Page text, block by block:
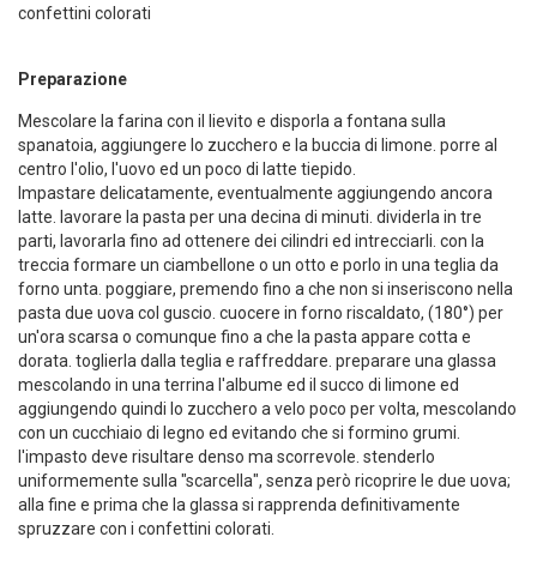
confettini colorati
Preparazione
Mescolare la farina con il lievito e disporla a fontana sulla
spanatoia, aggiungere lo zucchero e la buccia di limone. porre al
centro l'olio, l'uovo ed un poco di latte tiepido.
Impastare delicatamente, eventualmente aggiungendo ancora
latte. lavorare la pasta per una decina di minuti. dividerla in tre
parti, lavorarla fino ad ottenere dei cilindri ed intrecciarli. con la
treccia formare un ciambellone o un otto e porlo in una teglia da
forno unta. poggiare, premendo fino a che non si inseriscono nella
pasta due uova col guscio. cuocere in forno riscaldato, (180°) per
un'ora scarsa o comunque fino a che la pasta appare cotta e
dorata. toglierla dalla teglia e raffreddare. preparare una glassa
mescolando in una terrina l'albume ed il succo di limone ed
aggiungendo quindi lo zucchero a velo poco per volta, mescolando
con un cucchiaio di legno ed evitando che si formino grumi.
l'impasto deve risultare denso ma scorrevole. stenderlo
uniformemente sulla "scarcella", senza però ricoprire le due uova;
alla fine e prima che la glassa si rapprenda definitivamente
spruzzare con i confettini colorati.